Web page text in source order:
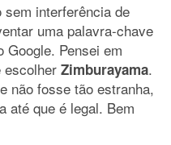
sem interferência de
uma palavra-chave
Google. Pensei em
escolher Zimburayama.
não fosse tão estranha,
até que é legal. Bem